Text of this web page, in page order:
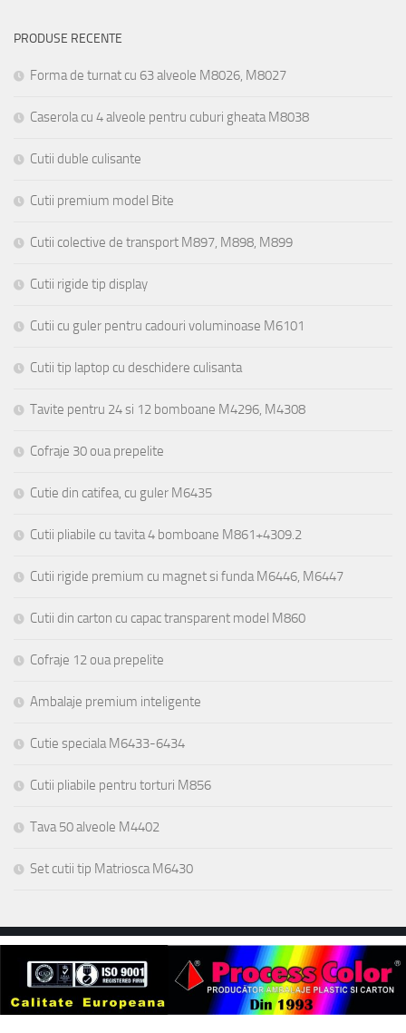
PRODUSE RECENTE
Forma de turnat cu 63 alveole M8026, M8027
Caserola cu 4 alveole pentru cuburi gheata M8038
Cutii duble culisante
Cutii premium model Bite
Cutii colective de transport M897, M898, M899
Cutii rigide tip display
Cutii cu guler pentru cadouri voluminoase M6101
Cutii tip laptop cu deschidere culisanta
Tavite pentru 24 si 12 bomboane M4296, M4308
Cofraje 30 oua prepelite
Cutie din catifea, cu guler M6435
Cutii pliabile cu tavita 4 bomboane M861+4309.2
Cutii rigide premium cu magnet si funda M6446, M6447
Cutii din carton cu capac transparent model M860
Cofraje 12 oua prepelite
Ambalaje premium inteligente
Cutie speciala M6433-6434
Cutii pliabile pentru torturi M856
Tava 50 alveole M4402
Set cutii tip Matriosca M6430